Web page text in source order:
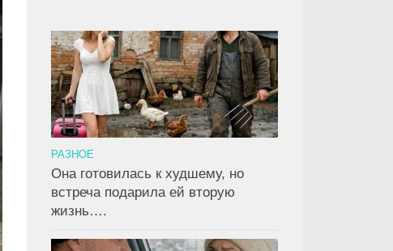
РАЗНОЕ
Она готовилась к худшему, но
встреча подарила ей вторую
жизнь….